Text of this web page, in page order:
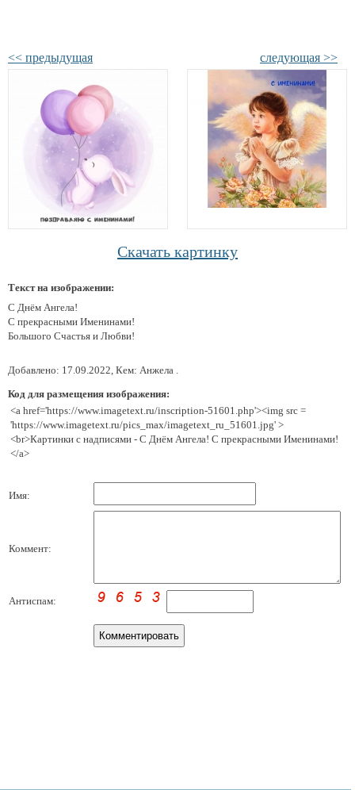
<< предыдущая следующая >>
Скачать картинку
Текст на изображении:
С Днём Ангела!
С прекрасными Именинами!
Большого Счастья и Любви!
Добавлено: 17.09.2022, Кем: Анжела .
Код для размещения изображения:
<a href='https://www.imagetext.ru/inscription-51601.php'><img src =
'https://www.imagetext.ru/pics_max/imagetext_ru_51601.jpg' >
<br>Картинки с надписями - С Днём Ангела! С прекрасными Именинами!
</a>
Имя:
Коммент:
Антиспам: